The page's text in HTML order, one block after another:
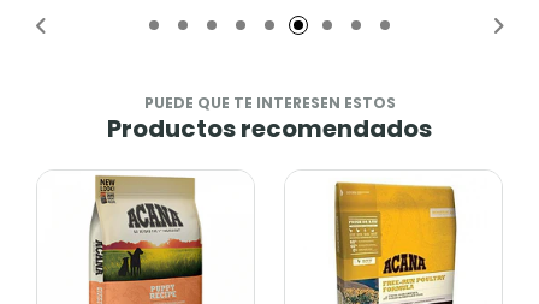
PUEDE QUE TE INTERESEN ESTOS
Productos recomendados